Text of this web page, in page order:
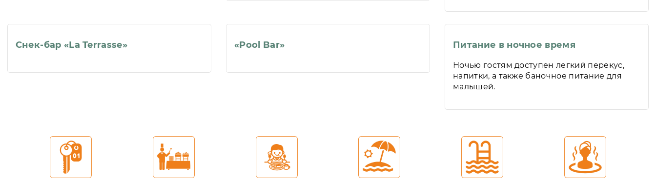
Снек-бар «La Terrasse» «Pool Bar» Питание в ночное время
Ночью гостям доступен легкий перекус,
напитки, а также баночное питание для
малышей.